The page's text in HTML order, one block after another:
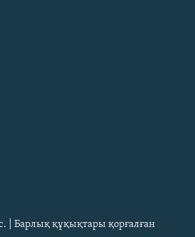
| Барлық құқықтары қорғалған